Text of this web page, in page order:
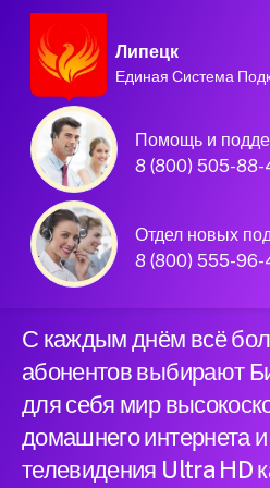
Липецк
Единая Система
Помощь и
8 (800) 505-88-
Отдел новых
8 (800) 555-96-
Домашний
телевидение
Билайн в
Липецк
С каждым днём всё
абонентов выбирают
для себя мир
домашнего интернета
телевидения Ultra HD